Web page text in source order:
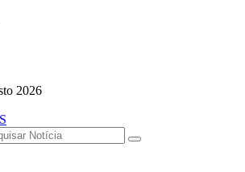
2026